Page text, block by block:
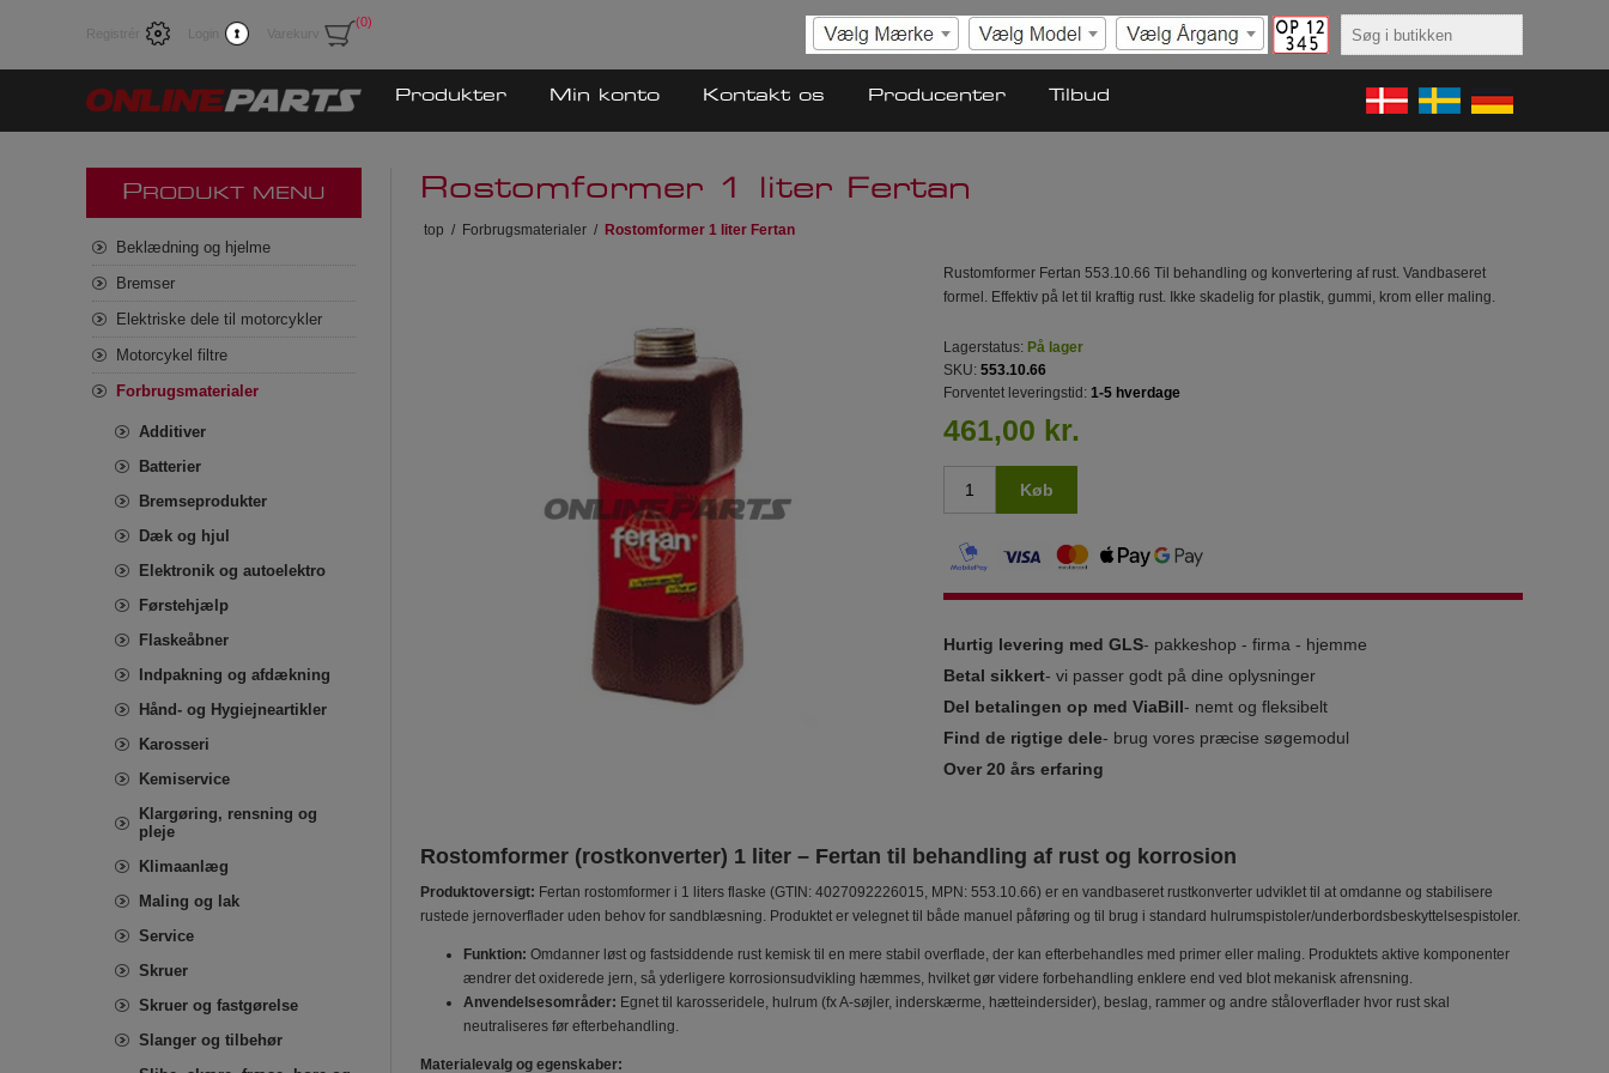
Registrér Login Varekurv
(0)
Produkter Min konto Kontakt os Producenter Tilbud
Rostomformer 1 liter Fertan
top / Forbrugsmaterialer / Rostomformer 1 liter Fertan
Rustomformer Fertan 553.10.66 Til behandling og konvertering af rust. Vandbaseret
formel. Effektiv på let til kraftig rust. Ikke skadelig for plastik, gummi, krom eller maling.
Lagerstatus: På lager
SKU: 553.10.66
Forventet leveringstid: 1-5 hverdage
461,00 kr.
Køb
Hurtig levering med GLS- pakkeshop - firma - hjemme
Betal sikkert- vi passer godt på dine oplysninger
Del betalingen op med ViaBill- nemt og fleksibelt
Find de rigtige dele- brug vores præcise søgemodul
Over 20 års erfaring
Rostomformer (rostkonverter) 1 liter – Fertan til behandling af rust og korrosion
Produktoversigt: Fertan rostomformer i 1 liters flaske (GTIN: 4027092226015, MPN: 553.10.66) er en vandbaseret rustkonverter udviklet til at omdanne og stabilisere
rustede jernoverflader uden behov for sandblæsning. Produktet er velegnet til både manuel påføring og til brug i standard hulrumspistoler/underbordsbeskyttelsespistoler.
Funktion: Omdanner løst og fastsiddende rust kemisk til en mere stabil overflade, der kan efterbehandles med primer eller maling. Produktets aktive komponenter
ændrer det oxiderede jern, så yderligere korrosionsudvikling hæmmes, hvilket gør videre forbehandling enklere end ved blot mekanisk afrensning.
Anvendelsesområder: Egnet til karosseridele, hulrum (fx A-søjler, inderskærme, hætteindersider), beslag, rammer og andre ståloverflader hvor rust skal
neutraliseres før efterbehandling.
Materialevalg og egenskaber:
P RODUKT MENU
Beklædning og hjelme
Bremser
Elektriske dele til motorcykler
Motorcykel filtre
Forbrugsmaterialer
Additiver
Batterier
Bremseprodukter
Dæk og hjul
Elektronik og autoelektro
Førstehjælp
Flaskeåbner
Indpakning og afdækning
Hånd- og Hygiejneartikler
Karosseri
Kemiservice
Klargøring, rensning og
pleje
Klimaanlæg
Maling og lak
Service
Skruer
Skruer og fastgørelse
Slanger og tilbehør